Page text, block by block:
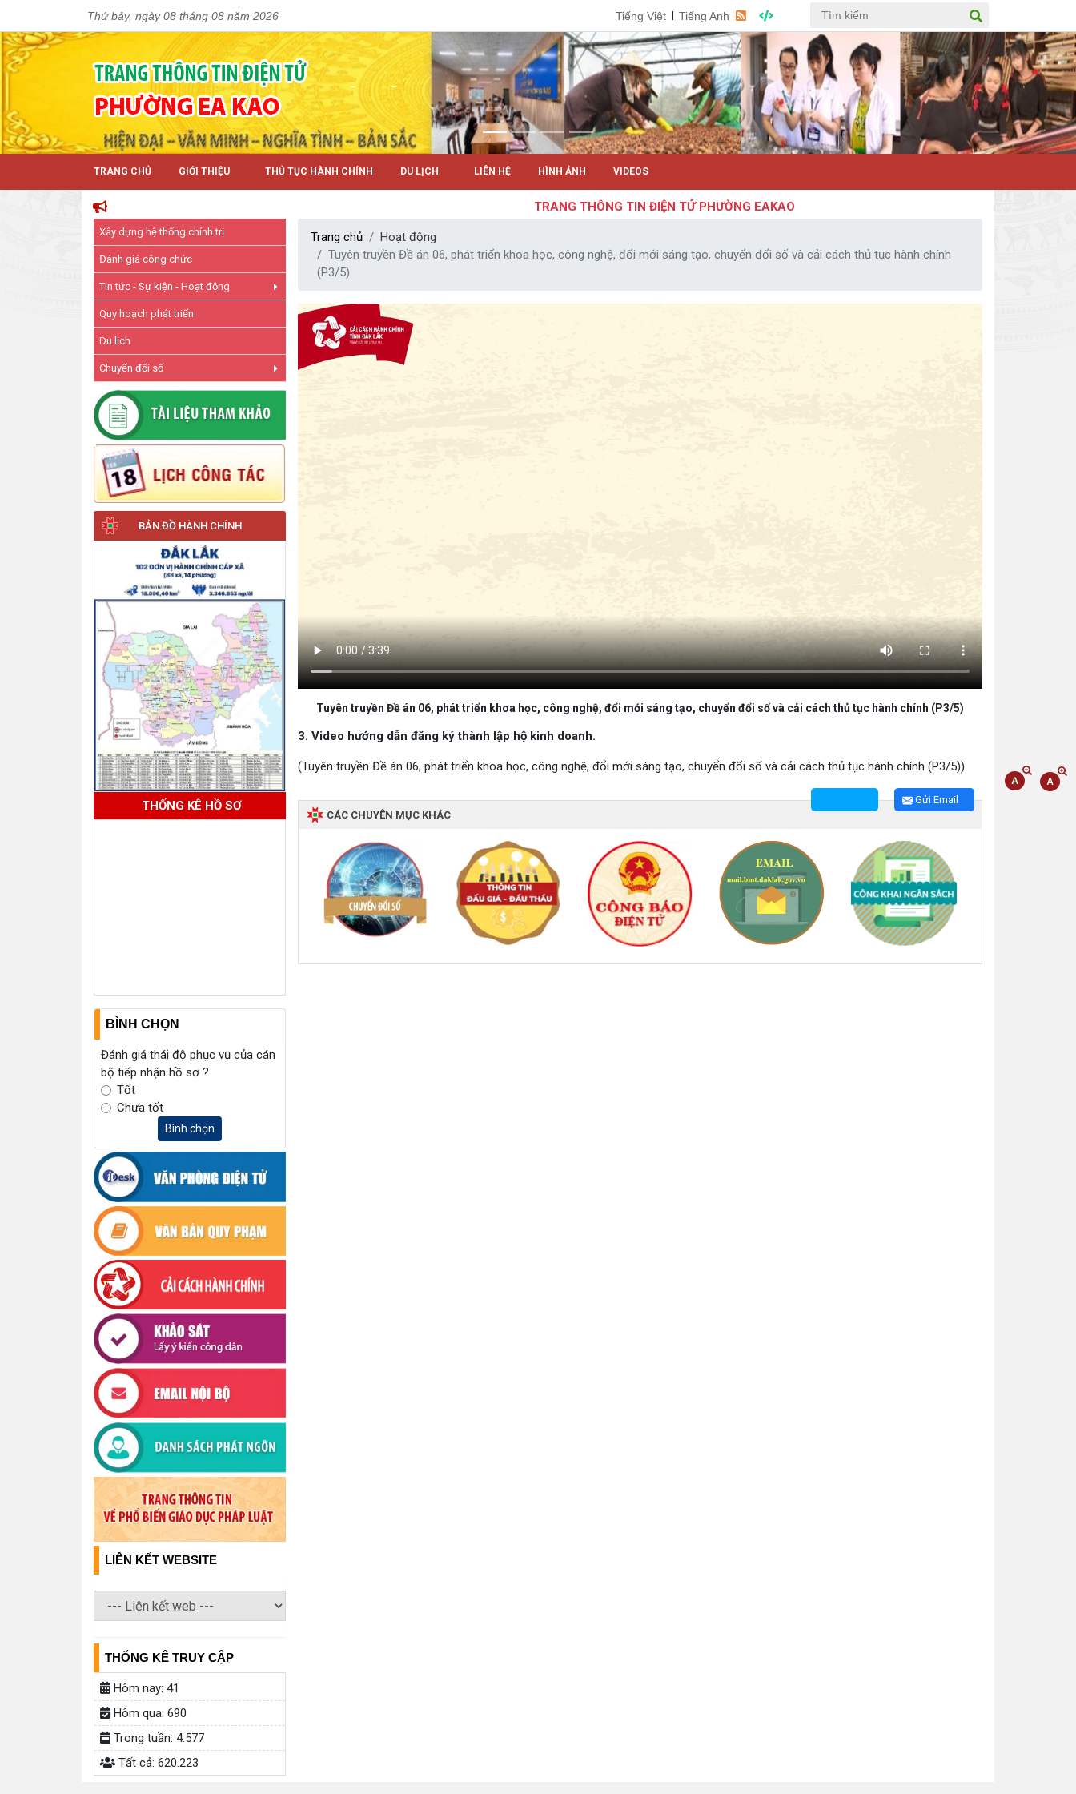
Thứ bảy, ngày 08 tháng 08 năm 2026 Tiếng Việt Tiếng Anh
TRANG CHỦ GIỚI THIỆU THỦ TỤC HÀNH CHÍNH DU LỊCH LIÊN HỆ HÌNH ẢNH VIDEOS
TRANG THÔNG TIN ĐIỆN TỬ PHƯỜNG EAKAO
Xây dựng hệ thống chính trị
Đánh giá công chức
Tin tức - Sự kiện - Hoạt động
Quy hoạch phát triển
Du lịch
Chuyển đổi số
BẢN ĐỒ HÀNH CHÍNH
THỐNG KÊ HỒ SƠ
BÌNH CHỌN
Đánh giá thái độ phục vụ của cán
bộ tiếp nhận hồ sơ ?
Tốt
Chưa tốt
Bình chọn
LIÊN KẾT WEBSITE
THỐNG KÊ TRUY CẬP
Hôm nay: 41
Hôm qua: 690
Trong tuần: 4.577
Tất cả: 620.223
Trang chủ
Hoạt động
Tuyên truyền Đề án 06, phát triển khoa học, công nghệ, đổi mới sáng tạo, chuyển đổi số và cải cách thủ tục hành chính
(P3/5)
Tuyên truyền Đề án 06, phát triển khoa học, công nghệ, đổi mới sáng tạo, chuyển đổi số và cải cách thủ tục hành chính (P3/5)
3. Video hướng dẫn đăng ký thành lập hộ kinh doanh.
(Tuyên truyền Đề án 06, phát triển khoa học, công nghệ, đổi mới sáng tạo, chuyển đổi số và cải cách thủ tục hành chính (P3/5))
Gửi Email
CÁC CHUYÊN MỤC KHÁC